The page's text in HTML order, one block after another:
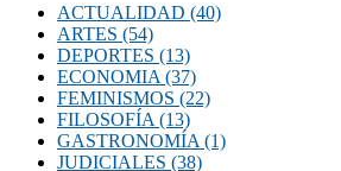
ACTUALIDAD (40)
ARTES (54)
DEPORTES (13)
ECONOMIA (37)
FEMINISMOS (22)
FILOSOFÍA (13)
GASTRONOMÍA (1)
JUDICIALES (38)